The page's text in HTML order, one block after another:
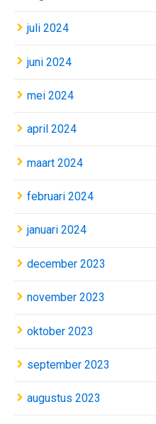
juli 2024
juni 2024
mei 2024
april 2024
maart 2024
februari 2024
januari 2024
december 2023
november 2023
oktober 2023
september 2023
augustus 2023